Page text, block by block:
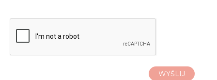
WYŚLIJ